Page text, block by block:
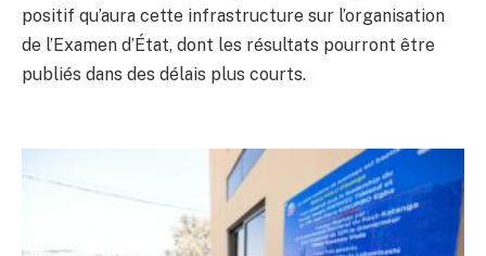
positif qu’aura cette infrastructure sur l’organisation
de l’Examen d’État, dont les résultats pourront être
publiés dans des délais plus courts.